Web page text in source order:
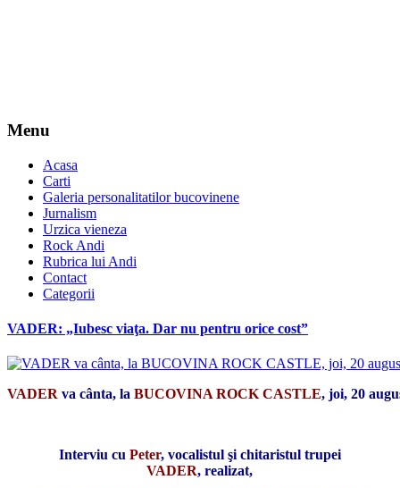
Menu
Acasa
Carti
Galeria personalitatilor bucovinene
Jurnalism
Urzica vieneza
Rock Andi
Rubrica lui Andi
Contact
Categorii
VADER: „Iubesc viaţa. Dar nu pentru orice cost”
VADER va cânta, la BUCOVINA ROCK CASTLE, joi, 20
Interviu cu Peter, vocalistul şi chitaristul trupei
VADER,realizat,